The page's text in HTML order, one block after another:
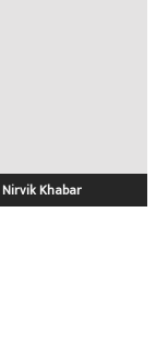
Nirvik Khabar